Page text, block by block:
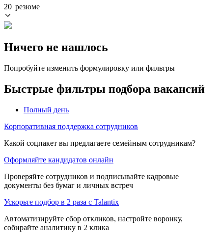
20 резюме
Ничего не нашлось
Попробуйте изменить формулировку или фильтры
Быстрые фильтры подбора вакансий
Полный день
Корпоративная поддержка сотрудников
Какой соцпакет вы предлагаете семейным сотрудникам?
Оформляйте кандидатов онлайн
Проверяйте сотрудников и подписывайте кадровые
документы без бумаг и личных встреч
Ускорьте подбор в 2 раза с Talantix
Автоматизируйте сбор откликов, настройте воронку,
собирайте аналитику в 2 клика